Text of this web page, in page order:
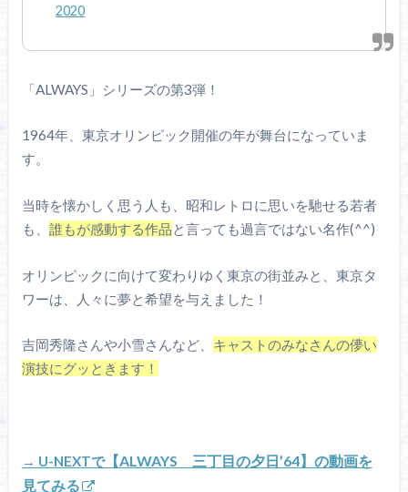
2020
「ALWAYS」シリーズの第3弾！
1964年、東京オリンピック開催の年が舞台になっていま
す。
当時を懐かしく思う人も、昭和レトロに思いを馳せる若者
も、 誰もが感動する作品と言っても過言ではない名作(^^)
オリンピックに向けて変わりゆく東京の街並みと、東京タ
ワーは、人々に夢と希望を与えました！
吉岡秀隆さんや小雪さんなど、 キャストのみなさんの儚い
演技にグッときます！
→ U-NEXTで【ALWAYS 三丁目の夕日’64】の動画を
見てみる